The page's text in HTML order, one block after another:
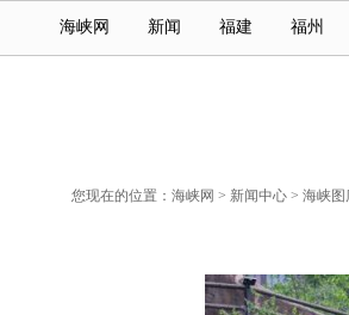
海峡网 新闻 福建 福州
您现在的位置： 海峡网 > 新闻中心 > 海峡图